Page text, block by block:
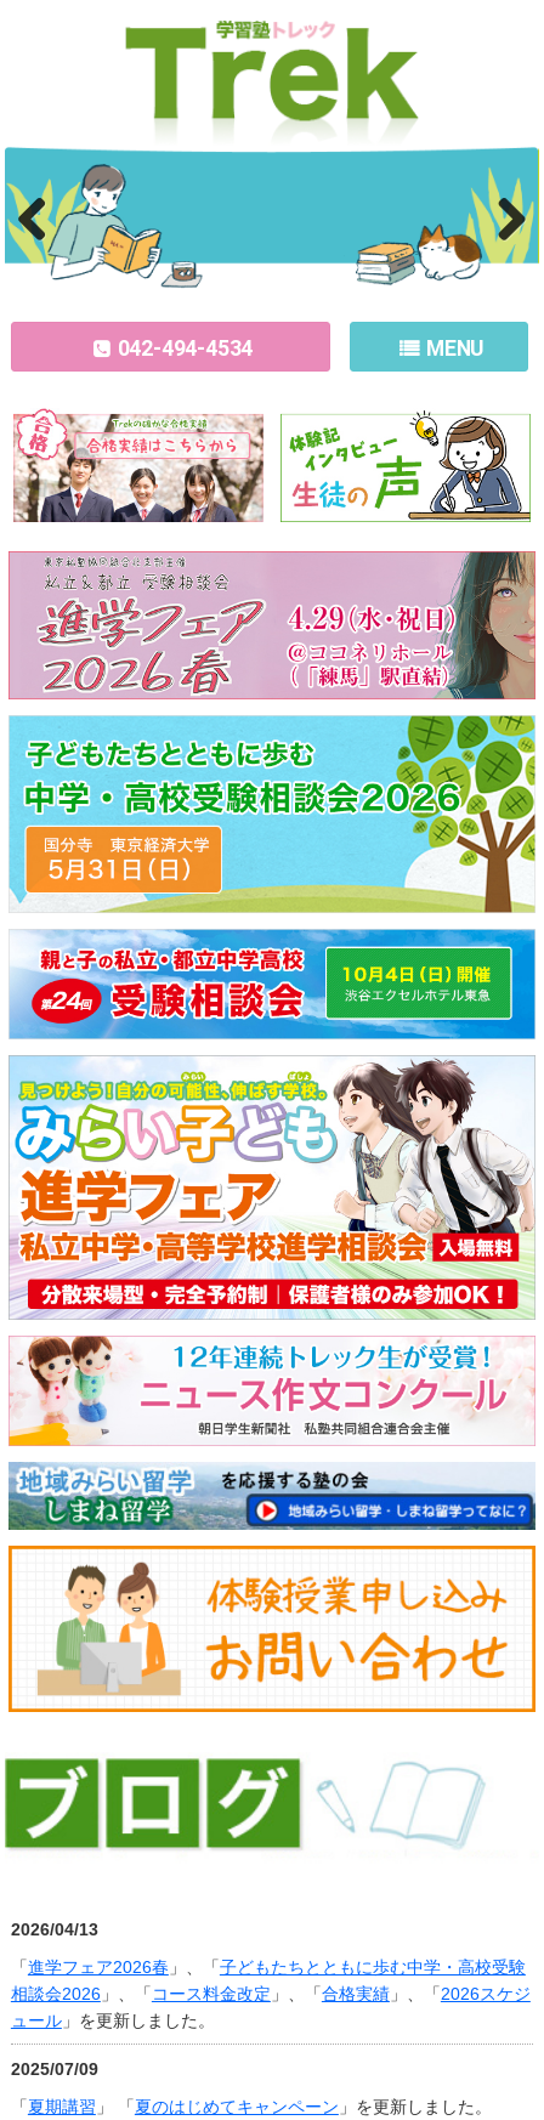
Previous Next
042-494-4534 MENU
2026/04/13
「進学フェア2026春 」、「子どもたちとともに歩む中学・高校受験
相談会2026」、「 コース料金改定 」、「合格実績」、「2026スケジ
ュール」を更新しました。
2025/07/09
「夏期講習 」 「夏のはじめてキャンペーン 」を更新しました。